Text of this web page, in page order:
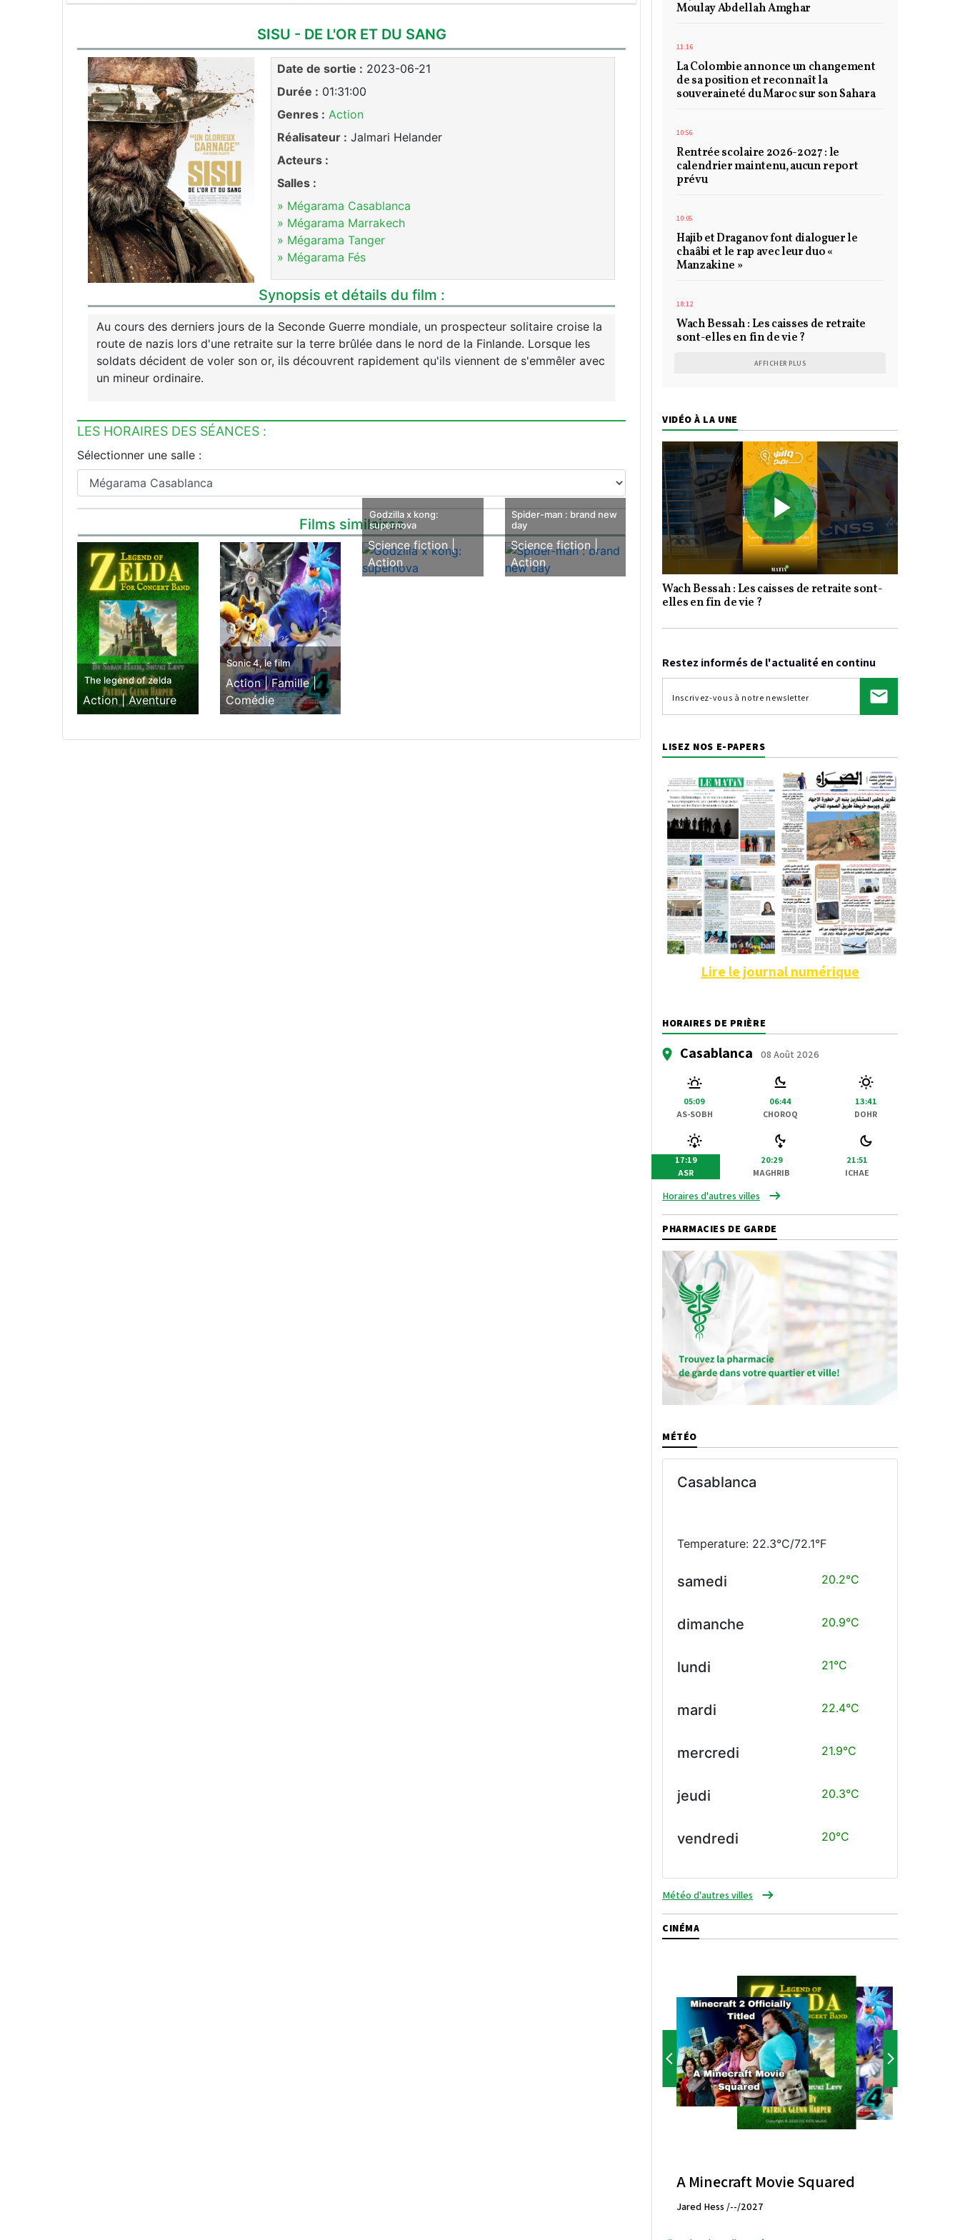
SISU - DE L'OR ET DU SANG
Date de sortie : 2023-06-21
Durée : 01:31:00
Genres : Action
Réalisateur : Jalmari Helander
Acteurs :
Salles :
» Mégarama Casablanca
» Mégarama Marrakech
» Mégarama Tanger
» Mégarama Fés
Synopsis et détails du film :
Au cours des derniers jours de la Seconde Guerre mondiale, un prospecteur solitaire croise la
route de nazis lors d'une retraite sur la terre brûlée dans le nord de la Finlande. Lorsque les
soldats décident de voler son or, ils découvrent rapidement qu'ils viennent de s'emmêler avec
un mineur ordinaire.
LES HORAIRES DES SÉANCES :
Sélectionner une salle :
Films similaires
The legend of zelda
Action |Aventure
Sonic 4, le film
Action |Famille |
Comédie
Godzilla x kong:
supernova
Science fiction |
Action
Spider-man : brand new
day
Science fiction |
Action
Moulay Abdellah Amghar
11:16
La Colombie annonce un changement
de sa position et reconnaît la
souveraineté du Maroc sur son Sahara
10:56
Rentrée scolaire 2026-2027 : le
calendrier maintenu, aucun report
prévu
10:05
Hajib et Draganov font dialoguer le
chaâbi et le rap avec leur duo «
Manzakine »
18:12
Wach Bessah : Les caisses de retraite
sont-elles en fin de vie ?
AFFICHER PLUS
VIDÉO À LA UNE
Play
Wach Bessah : Les caisses de retraite sont-
elles en fin de vie ?
Restez informés de l'actualité en continu
LISEZ NOS E-PAPERS
Lire le journal numérique
HORAIRES DE PRIÈRE
Casablanca 08 Août 2026
05:09
AS-SOBH
06:44
CHOROQ
13:41
DOHR
17:19
ASR
20:29
MAGHRIB
21:51
ICHAE
Horaires d'autres villes
PHARMACIES DE GARDE
MÉTÉO
Casablanca
Temperature: 22.3°C/72.1°F
samedi 20.2°C
dimanche 20.9°C
lundi 21°C
mardi 22.4°C
mercredi 21.9°C
jeudi 20.3°C
vendredi 20°C
Météo d'autres villes
CINÉMA
A Minecraft Movie Squared
Jared Hess /--/2027